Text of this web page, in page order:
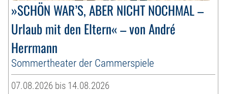
»SCHÖN WAR’S, ABER NICHT NOCHMAL –
Urlaub mit den Eltern« – von André
Herrmann
Sommertheater der Cammerspiele
07.08.2026 bis 14.08.2026